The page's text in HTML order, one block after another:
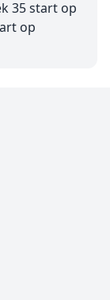
35 start op
op